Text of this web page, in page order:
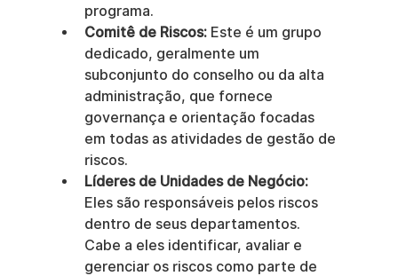
programa.
Comitê de Riscos: Este é um grupo
dedicado, geralmente um
subconjunto do conselho ou da alta
administração, que fornece
governança e orientação focadas
em todas as atividades de gestão de
riscos.
Líderes de Unidades de Negócio:
Eles são responsáveis pelos riscos
dentro de seus departamentos.
Cabe a eles identificar, avaliar e
gerenciar os riscos como parte de